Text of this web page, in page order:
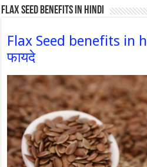
Flax Seed Benefits in hindi
Flax Seed benefits in
फायदे